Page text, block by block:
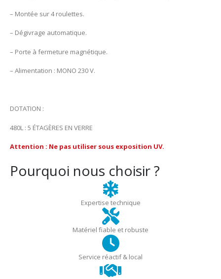
– Montée sur 4 roulettes.
– Dégivrage automatique.
– Porte à fermeture magnétique.
– Alimentation : MONO 230 V.
DOTATION :
480L : 5 ÉTAGÈRES EN VERRE
Attention : Ne pas utiliser sous exposition UV.
Pourquoi nous choisir ?
Expertise technique
Matériel fiable et robuste
Service réactif & local